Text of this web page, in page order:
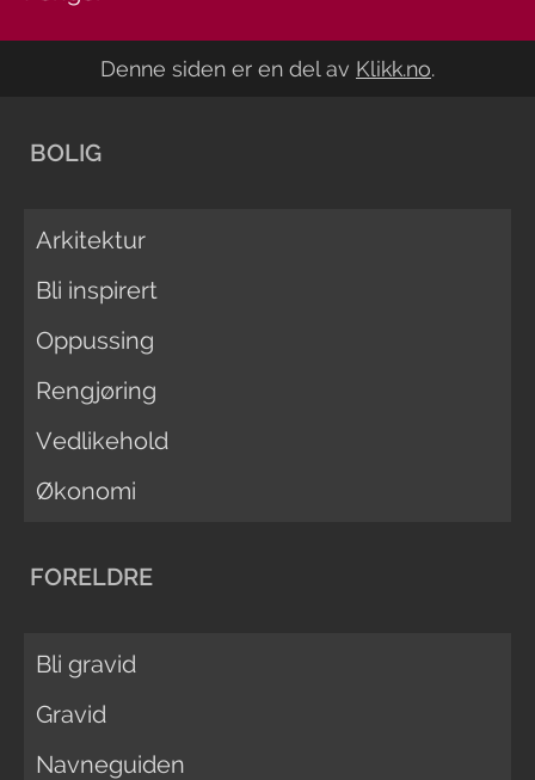
Denne siden er en del av Klikk.no.
BOLIG
Arkitektur
Bli inspirert
Oppussing
Rengjøring
Vedlikehold
Økonomi
FORELDRE
Bli gravid
Gravid
Navneguiden